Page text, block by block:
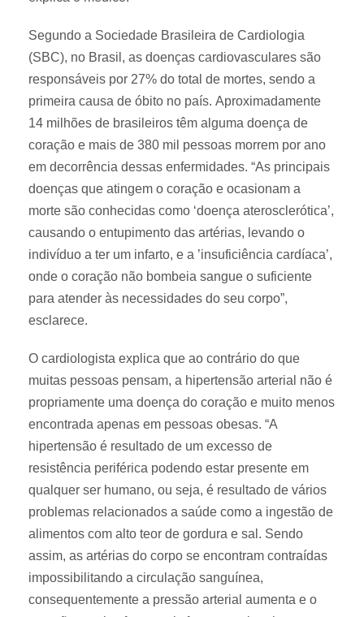
Segundo a Sociedade Brasileira de Cardiologia
(SBC), no Brasil, as doenças cardiovasculares são
responsáveis por 27% do total de mortes, sendo a
primeira causa de óbito no país. Aproximadamente
14 milhões de brasileiros têm alguma doença de
coração e mais de 380 mil pessoas morrem por ano
em decorrência dessas enfermidades. “As principais
doenças que atingem o coração e ocasionam a
morte são conhecidas como ‘doença aterosclerótica’,
causando o entupimento das artérias, levando o
indivíduo a ter um infarto, e a ’insuficiência cardíaca’,
onde o coração não bombeia sangue o suficiente
para atender às necessidades do seu corpo”,
esclarece.
O cardiologista explica que ao contrário do que
muitas pessoas pensam, a hipertensão arterial não é
propriamente uma doença do coração e muito menos
encontrada apenas em pessoas obesas. “A
hipertensão é resultado de um excesso de
resistência periférica podendo estar presente em
qualquer ser humano, ou seja, é resultado de vários
problemas relacionados a saúde como a ingestão de
alimentos com alto teor de gordura e sal. Sendo
assim, as artérias do corpo se encontram contraídas
impossibilitando a circulação sanguínea,
consequentemente a pressão arterial aumenta e o